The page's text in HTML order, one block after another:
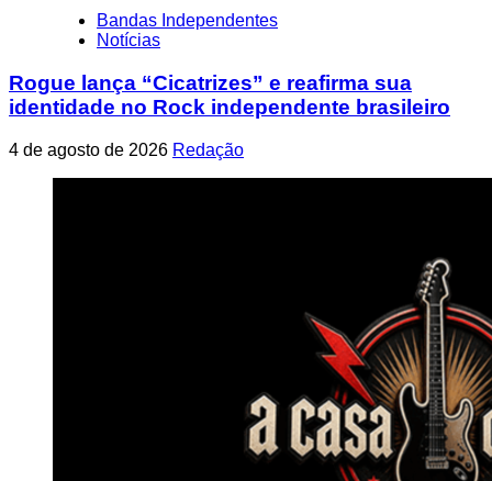
Bandas Independentes
Notícias
Rogue lança “Cicatrizes” e reafirma sua
identidade no Rock independente brasileiro
4 de agosto de 2026 Redação